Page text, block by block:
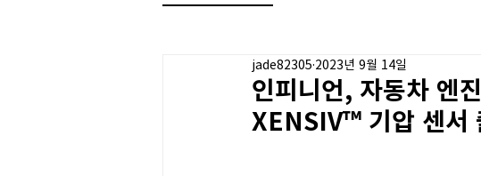
인피니언, 자동차 엔
XENSIV™ 기압 센서
jade82305 2023년 9월 14일